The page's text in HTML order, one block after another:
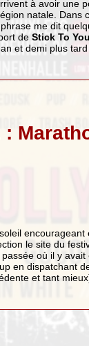
à avoir une
natale. Dans
me dit
de Stick To
et demi plus
encourageant
le site du
où il y
en dispatchant
et tant